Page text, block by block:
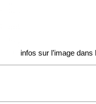
infos sur l’image dans